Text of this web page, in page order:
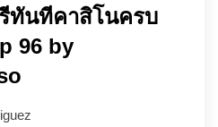
ทันทีคาสิโนครบ
96 by